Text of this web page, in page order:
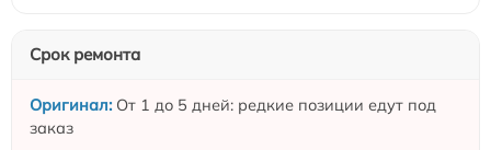
Срок ремонта
От 1 до 5 дней: редкие позиции едут под
заказ